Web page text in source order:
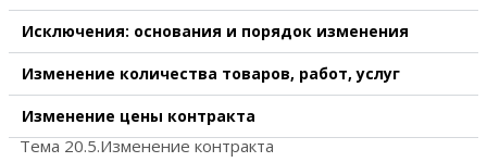
Исключения: основания и порядок изменения
Изменение количества товаров, работ, услуг
Изменение цены контракта
Тема 20.5.Изменение контракта